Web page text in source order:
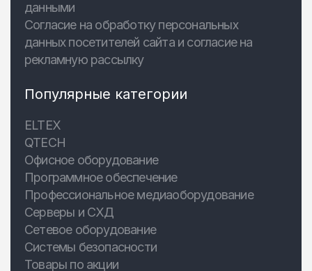
данными
Согласие на обработку персональных
данных посетителей сайта и согласие на
рекламную рассылку
Популярные категории
ELTEX
QTECH
Офисное оборудование
Программное обеспечение
Профессиональное медиаоборудование
Серверы и СХД
Сетевое оборудование
Системы безопасности
Товары по акции